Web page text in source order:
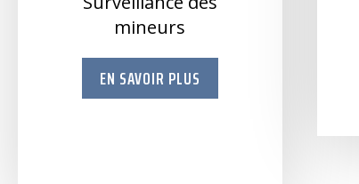
mineurs
EN SAVOIR PLUS